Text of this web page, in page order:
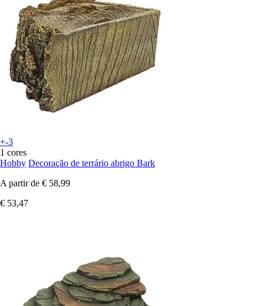
+-3
1 cores
Hobby Decoração de terrário abrigo Bark
A partir de € 58,99
€ 53,47